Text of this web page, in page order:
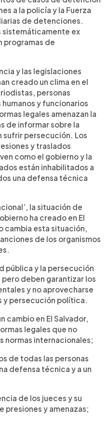
a la policía y la Fuerza
de detenciones.
sistemáticamente ex
programas de
y las legislaciones
creado un clima en el
personas
y funcionarios
legales amenazan la
de informar sobre la
sufrir persecución. Los
y traslados
como el gobierno y la
están inhabilitados a
una defensa técnica
la situación de
ha creado en El
cambia esta situación,
de los organismos
pública y la persecución
deben garantizar los
y no aprovecharse
y persecución política.
cambio en El Salvador,
legales que no
normas internacionales;
de todas las personas
defensa técnica y a un
de los jueces y su
presiones y amenazas;